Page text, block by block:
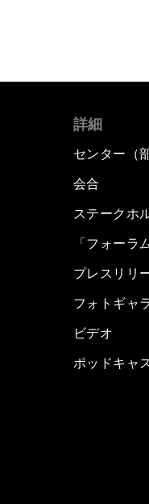
詳細
センター（
会合
ステークホ
「フォーラ
プレスリリ
フォトギャ
ビデオ
ポッドキャ